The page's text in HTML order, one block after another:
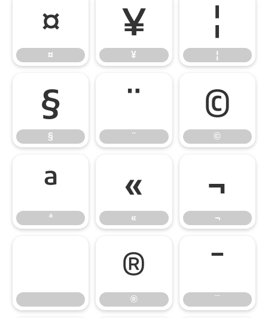
¤
¤
¥
¥
¦
¦
§
§
¨
¨
©
©
ª
ª
«
«
¬
¬
®
®
¯
¯